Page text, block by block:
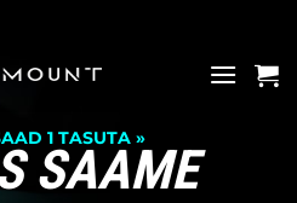
1 TASUTA »
SAAME